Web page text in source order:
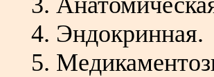
Эндокринная.